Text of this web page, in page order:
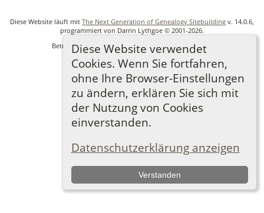
Diese Website verwendet
Cookies. Wenn Sie fortfahren,
ohne Ihre Browser-Einstellungen
zu ändern, erklären Sie sich mit
der Nutzung von Cookies
einverstanden.
Datenschutzerklärung anzeigen
Verstanden
Diese Website läuft mit The Next Generation of Genealogy Sitebuilding v. 14.0.6,
programmiert von Darrin Lythgoe © 2001-2026.
Betreut von Ronny Lindner. |Datenschutzerklärung